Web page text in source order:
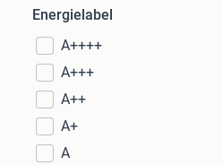
Energielabel
A++++
A+++
A++
A+
A